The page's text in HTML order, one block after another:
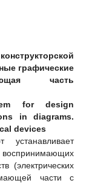
графические
часть
for design
in diagrams.
devices
устанавливает
воспринимающих
(электрических
части с